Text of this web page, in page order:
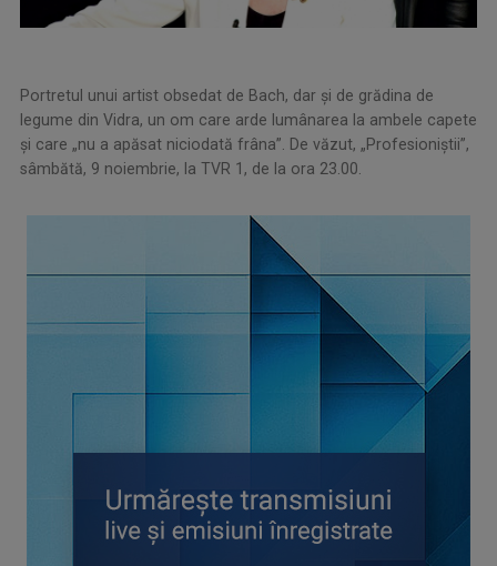
Portretul unui artist obsedat de Bach, dar şi de grădina de
legume din Vidra, un om care arde lumânarea la ambele capete
şi care „nu a apăsat niciodată frâna”. De văzut, „Profesioniştii”,
sâmbătă, 9 noiembrie, la TVR 1, de la ora 23.00.